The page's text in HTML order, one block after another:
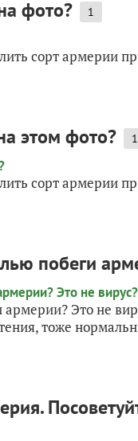
фото? 1
сорт армерии
этом фото? 1
сорт армерии
побеги
Это не
тоже